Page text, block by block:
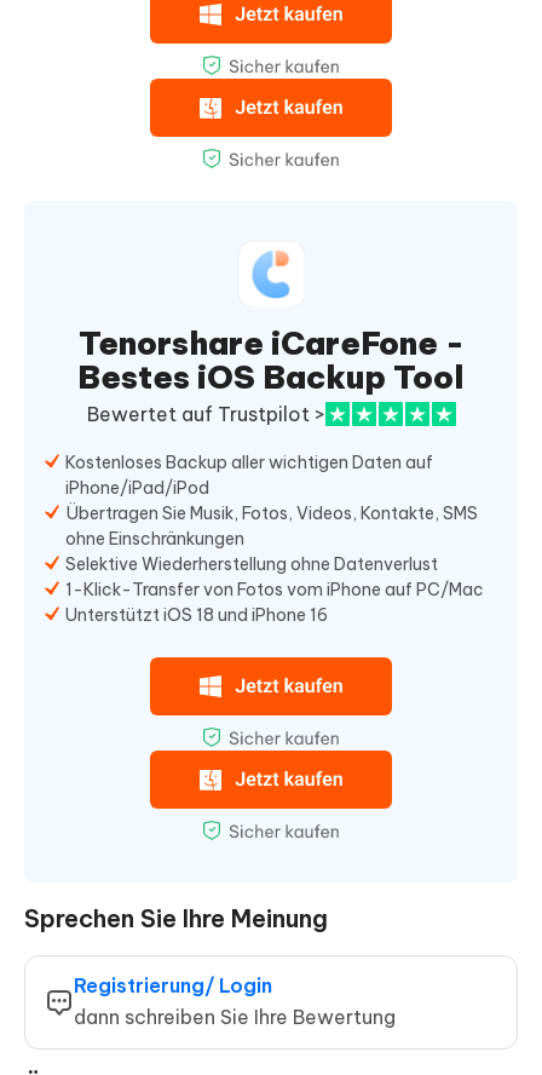
Tenorshare iCareFone -
Bestes iOS Backup Tool
Bewertet auf Trustpilot >
Kostenloses Backup aller wichtigen Daten auf
iPhone/iPad/iPod
Übertragen Sie Musik, Fotos, Videos, Kontakte, SMS
ohne Einschränkungen
Selektive Wiederherstellung ohne Datenverlust
1-Klick-Transfer von Fotos vom iPhone auf PC/Mac
Unterstützt iOS 18 und iPhone 16
Sprechen Sie Ihre Meinung
Registrierung/ Login
dann schreiben Sie Ihre Bewertung